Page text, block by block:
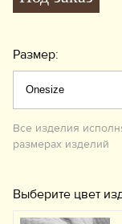
Размер:
Все изделия
размерах изделий
Выберите цвет